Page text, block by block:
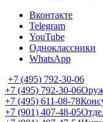
Вконтакте
Telegram
YouTube
Одноклассники
WhatsApp
+7 (495) 792-30-06
+7 (495) 792-30-06
+7 (495) 611-08-78
+7 (901) 407-48-05